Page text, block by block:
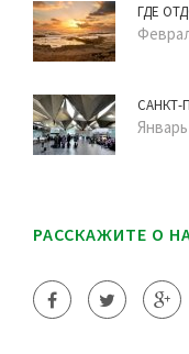
ГДЕ
САНКТ-
РАССКАЖИТЕ О